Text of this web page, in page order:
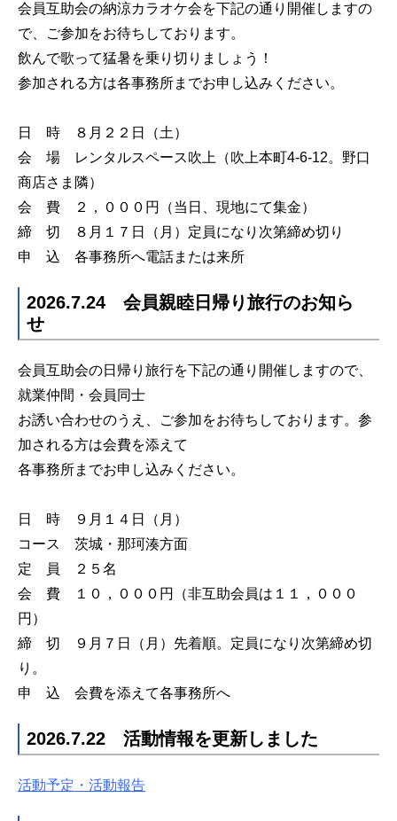
会員互助会の納涼カラオケ会を下記の通り開催しますの
で、ご参加をお待ちしております。
飲んで歌って猛暑を乗り切りましょう！
参加される方は各事務所までお申し込みください。
日 時 ８月２２日（土）
会 場 レンタルスペース吹上（吹上本町4-6-12。野口
商店さま隣）
会 費 ２，０００円（当日、現地にて集金）
締 切 ８月１７日（月）定員になり次第締め切り
申 込 各事務所へ電話または来所
2026.7.24 会員親睦日帰り旅行のお知ら
せ
会員互助会の日帰り旅行を下記の通り開催しますので、
就業仲間・会員同士
お誘い合わせのうえ、ご参加をお待ちしております。参
加される方は会費を添えて
各事務所までお申し込みください。
日 時 ９月１４日（月）
コース 茨城・那珂湊方面
定 員 ２５名
会 費 １０，０００円（非互助会員は１１，０００
円）
締 切 ９月７日（月）先着順。定員になり次第締め切
り。
申 込 会費を添えて各事務所へ
2026.7.22 活動情報を更新しました
活動予定・活動報告